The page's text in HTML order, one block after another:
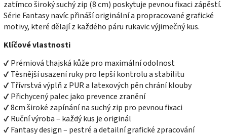
zatímco široký suchý zip (8 cm) poskytuje pevnou fixaci zápěstí.
Série Fantasy navíc přináší originální a propracované grafické
motivy, které dělají z každého páru rukavic výjimečný kus.
Klíčové vlastnosti
✔ Prémiová thajská kůže pro maximální odolnost
✔ Těsnější usazení ruky pro lepší kontrolu a stabilitu
✔ Třívrstvá výplň z PUR a latexových pěn chrání klouby
✔ Přichycený palec jako prevence zranění
✔ 8cm široké zapínání na suchý zip pro pevnou fixaci
✔ Ruční výroba – každý kus je originál
✔ Fantasy design – pestré a detailní grafické zpracování